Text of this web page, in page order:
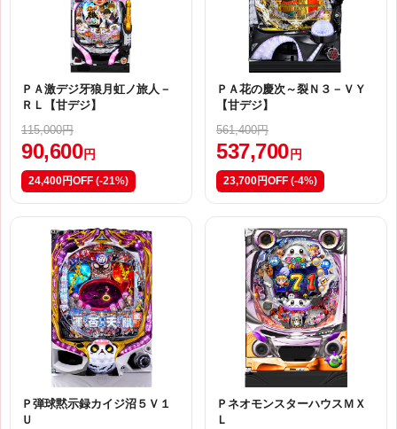
ＰＡ激デジ牙狼月虹ノ旅人－
ＲＬ【甘デジ】
115,000円
90,600 円
24,400円OFF (-21%)
ＰＡ花の慶次～裂Ｎ３－ＶＹ
【甘デジ】
561,400円
537,700 円
23,700円OFF (-4%)
Ｐ弾球黙示録カイジ沼５Ｖ１
Ｕ
ＰネオモンスターハウスＭＸ
Ｌ